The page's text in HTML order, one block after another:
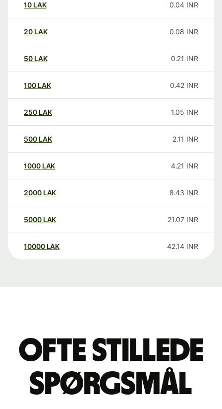
10 LAK 0.04 INR
20 LAK 0.08 INR
50 LAK 0.21 INR
100 LAK 0.42 INR
250 LAK 1.05 INR
500 LAK 2.11 INR
1000 LAK 4.21 INR
2000 LAK 8.43 INR
5000 LAK 21.07 INR
10000 LAK 42.14 INR
Ofte stillede
spørgsmål